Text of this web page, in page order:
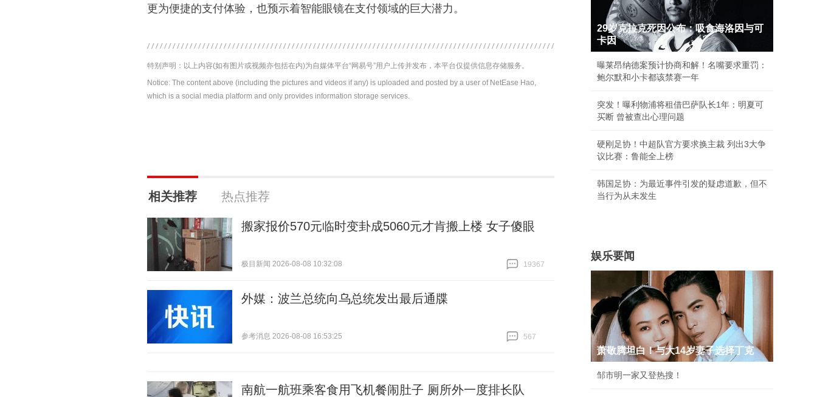
更为便捷的支付体验，也预示着智能眼镜在支付领域的巨大潜力。
特别声明：以上内容(如有图片或视频亦包括在内)为自媒体平台“网易号”用户上传并发布，本平台仅提供信息存储服务。
Notice: The content above (including the pictures and videos if any) is uploaded and posted by a user of NetEase Hao,
which is a social media platform and only provides information storage services.
相关推荐 热点推荐
搬家报价570元临时变卦成5060元才肯搬上楼 女子傻眼
极目新闻 2026-08-08 10:32:08
19367
外媒：波兰总统向乌总统发出最后通牒
参考消息 2026-08-08 16:53:25
567
南航一航班乘客食用飞机餐闹肚子 厕所外一度排长队
29岁克拉克死因公布：吸食海洛因与可
卡因
曝莱昂纳德案预计协商和解！名嘴要求重罚：
鲍尔默和小卡都该禁赛一年
突发！曝利物浦将租借巴萨队长1年：明夏可
买断 曾被查出心理问题
硬刚足协！中超队官方要求换主裁 列出3大争
议比赛：鲁能全上榜
韩国足协：为最近事件引发的疑虑道歉，但不
当行为从未发生
娱乐要闻
萧敬腾坦白！与大14岁妻子选择丁克
邹市明一家又登热搜！